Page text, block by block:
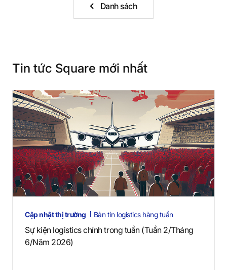
Danh sách
Tin tức Square mới nhất
Cập nhật thị trường Bản tin logistics hàng tuần
Sự kiện logistics chính trong tuần (Tuần 2/Tháng
6/Năm 2026)